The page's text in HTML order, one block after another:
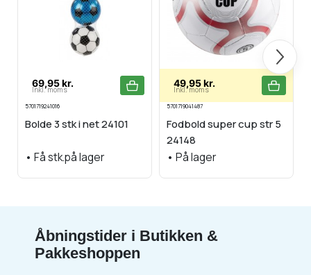
Næste
69,95 kr.
Inkl. moms
5701719241016
Bolde 3 stk i net 24101
• Få stk.på lager
49,95 kr.
Inkl. moms
5701719041487
Fodbold super cup str 5
24148
• På lager
Åbningstider i Butikken &
Pakkeshoppen